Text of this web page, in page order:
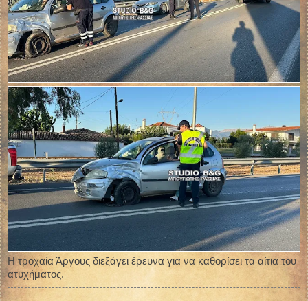
Η τροχαία Άργους διεξάγει έρευνα για να καθορίσει τα αίτια του
ατυχήματος.